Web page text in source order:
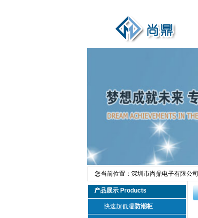
您当前位置： 深圳市尚鼎电子有限公司
产品展示 Products
快速超低湿防潮柜